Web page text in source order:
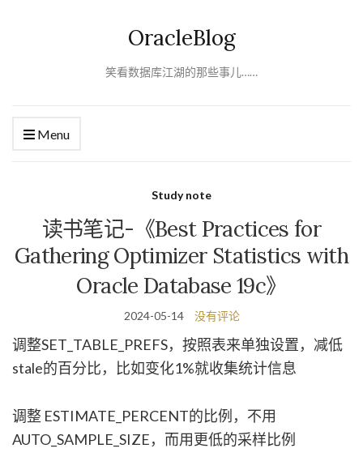
OracleBlog
笑看数据库江湖的那些事儿……
Menu
Study note
读书笔记-《Best Practices for
Gathering Optimizer Statistics with
Oracle Database 19c》
2024-05-14 没有评论
调整SET_TABLE_PREFS，按照表来单独设置，减低
stale的百分比，比如变化1%就收集统计信息
调整 ESTIMATE_PERCENT的比例，不用
AUTO_SAMPLE_SIZE，而用更低的采样比例